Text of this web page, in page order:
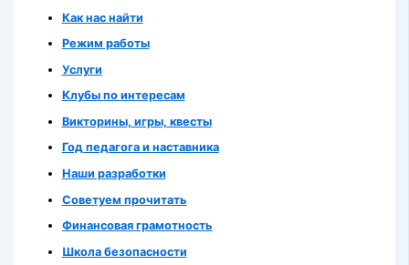
Как нас найти
Режим работы
Услуги
Клубы по интересам
Викторины, игры, квесты
Год педагога и наставника
Наши разработки
Советуем прочитать
Финансовая грамотность
Школа безопасности